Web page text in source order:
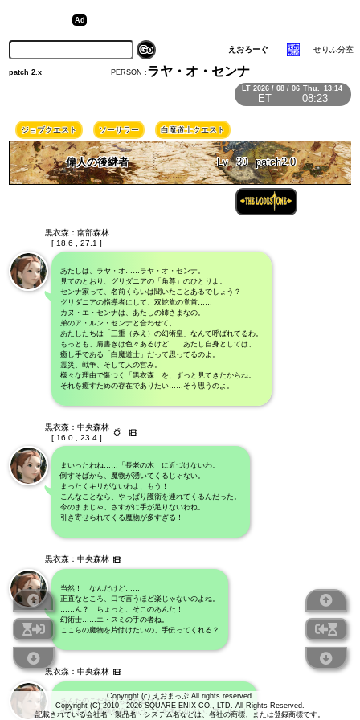
Copyright (c) えおまっぷ All rights reserved.
Copyright (C) 2010 - 2026 SQUARE ENIX CO., LTD. All Rights Reserved.
記載されている会社名・製品名・システム名などは、各社の商標、または登録商標です。
LT 2026 / 08 / 06 Thu. 13:14
ET 08:23
えおろーぐ せりふ分室
PERSON : ラヤ・オ・センナ
patch 2.x
ジョブクエスト ソーサラー 白魔道士クエスト
偉人の後継者 Lv 30 patch2.0
黒衣森：南部森林
[ 18.6 , 27.1 ]
あたしは、ラヤ・オ……ラヤ・オ・センナ。
見てのとおり、グリダニアの「角尊」のひとりよ。
センナ家って、名前くらいは聞いたことあるでしょう？
グリダニアの指導者にして、双蛇党の党首……
カヌ・エ・センナは、あたしの姉さまなの。
弟のア・ルン・センナと合わせて、
あたしたちは「三重（みえ）の幻術皇」なんて呼ばれてるわ。
もっとも、肩書きは色々あるけど……あたし自身としては、
癒し手である「白魔道士」だって思ってるのよ。
霊災、戦争、そして人の営み。
様々な理由で傷つく「黒衣森」を、ずっと見てきたからね。
それを癒すための存在でありたい……そう思うのよ。
黒衣森：中央森林
[ 16.0 , 23.4 ]
まいったわね……「長老の木」に近づけないわ。
倒すそばから、魔物が湧いてくるじゃない。
まったくキリがないわよ、もう！
こんなことなら、やっぱり護衛を連れてくるんだった。
今のままじゃ、さすがに手が足りないわね。
引き寄せられてくる魔物が多すぎる！
黒衣森：中央森林
当然！ なんだけど……
正直なところ、口で言うほど楽じゃないのよね。
……ん？ ちょっと、そこのあんた！
幻術士……エ・スミの手の者ね。
ここらの魔物を片付けたいの、手伝ってくれる？
黒衣森：中央森林
あんたのこだわりもわかるけど……
今はまず、魔物を追い払うことを考えなさい、ア・ルン！